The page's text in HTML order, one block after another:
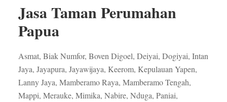
Jasa Taman Perumahan
Papua
Asmat, Biak Numfor, Boven Digoel, Deiyai, Dogiyai, Intan
Jaya, Jayapura, Jayawijaya, Keerom, Kepulauan Yapen,
Lanny Jaya, Mamberamo Raya, Mamberamo Tengah,
Mappi, Merauke, Mimika, Nabire, Nduga, Paniai,